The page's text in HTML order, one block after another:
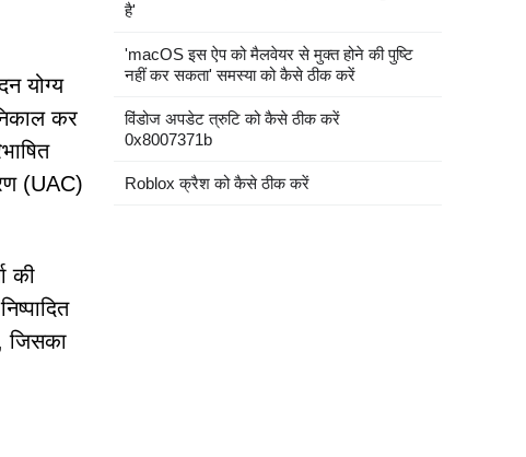
योग्य
कर
(UAC)
की
जिसका
है'
'macOS इस ऐप को मैलवेयर से मुक्त होने की पुष्टि
नहीं कर सकता' समस्या को कैसे ठीक करें
विंडोज अपडेट त्रुटि को कैसे ठीक करें
0x8007371b
Roblox क्रैश को कैसे ठीक करें